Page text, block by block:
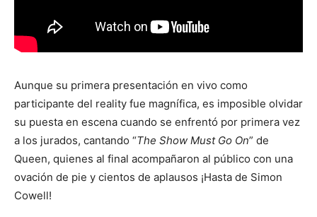
Aunque su primera presentación en vivo como
participante del reality fue magnífica, es imposible olvidar
su puesta en escena cuando se enfrentó por primera vez
a los jurados, cantando “The Show Must Go On” de
Queen, quienes al final acompañaron al público con una
ovación de pie y cientos de aplausos ¡Hasta de Simon
Cowell!